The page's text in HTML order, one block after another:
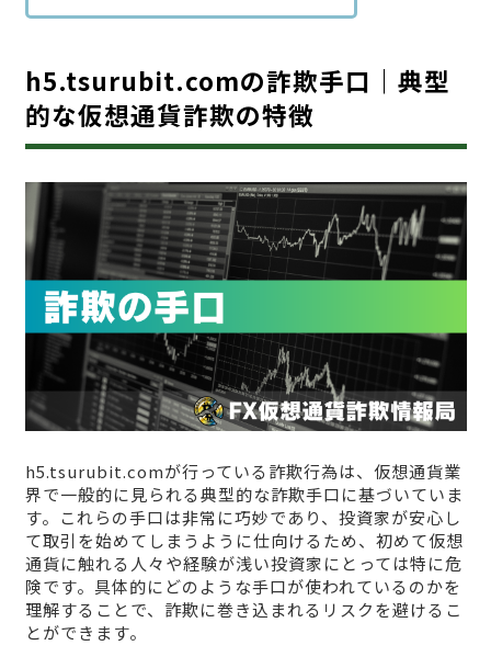
h5.tsurubit.comの詐欺手口｜典型
的な仮想通貨詐欺の特徴
h5.tsurubit.comが行っている詐欺行為は、仮想通貨業
界で一般的に見られる典型的な詐欺手口に基づいていま
す。これらの手口は非常に巧妙であり、投資家が安心し
て取引を始めてしまうように仕向けるため、初めて仮想
通貨に触れる人々や経験が浅い投資家にとっては特に危
険です。具体的にどのような手口が使われているのかを
理解することで、詐欺に巻き込まれるリスクを避けるこ
とができます。